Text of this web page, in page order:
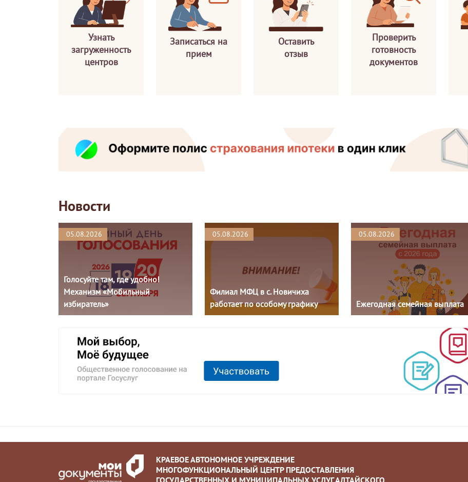
Узнать
загруженность
центров
Записаться на
прием
Оставить
отзыв
Проверить
готовность
документов
Новости
05.08.2026
Голосуйте там, где удобно!
Механизм «Мобильный
избиратель»
05.08.2026
Филиал МФЦ в с. Новичиха
работает по особому графику
05.08.2026
Ежегодная семейная выплата
КРАЕВОЕ АВТОНОМНОЕ УЧРЕЖДЕНИЕ
МНОГОФУНКЦИОНАЛЬНЫЙ ЦЕНТР ПРЕДОСТАВЛЕНИЯ
ГОСУДАРСТВЕННЫХ И МУНИЦИПАЛЬНЫХ УСЛУГ АЛТАЙСКОГО